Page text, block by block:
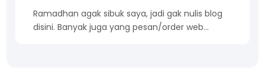
Ramadhan agak sibuk saya, jadi gak nulis blog
disini. Banyak juga yang pesan/order web…